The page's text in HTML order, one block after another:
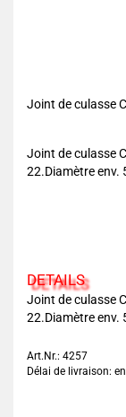
Joint de culasse
Joint de culasse
22.Diamètre env.
DETAILS
Joint de culasse
22.Diamètre env.
Art.Nr.: 4257
Délai de livraison: